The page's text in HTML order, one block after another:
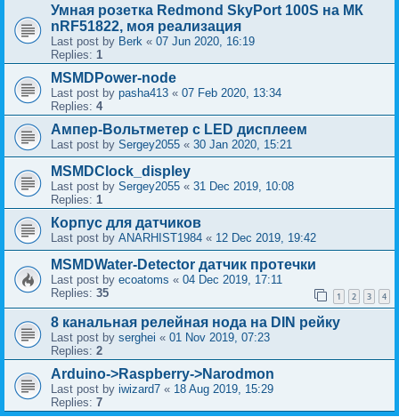
Умная розетка Redmond SkyPort 100S на МК
nRF51822, моя реализация
Last post by Berk « 07 Jun 2020, 16:19
Replies: 1
MSMDPower-node
Last post by pasha413 « 07 Feb 2020, 13:34
Replies: 4
Ампер-Вольтметер с LED дисплеем
Last post by Sergey2055 « 30 Jan 2020, 15:21
MSMDClock_displey
Last post by Sergey2055 « 31 Dec 2019, 10:08
Replies: 1
Корпус для датчиков
Last post by ANARHIST1984 « 12 Dec 2019, 19:42
MSMDWater-Detector датчик протечки
Last post by ecoatoms « 04 Dec 2019, 17:11
Replies: 35 1 2 3 4
8 канальная релейная нода на DIN рейку
Last post by serghei « 01 Nov 2019, 07:23
Replies: 2
Arduino->Raspberry->Narodmon
Last post by iwizard7 « 18 Aug 2019, 15:29
Replies: 7